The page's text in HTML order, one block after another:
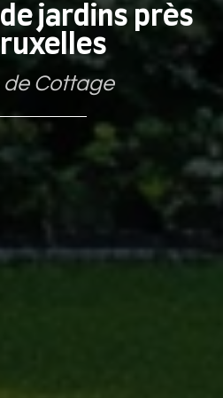
jardins près
Cottage